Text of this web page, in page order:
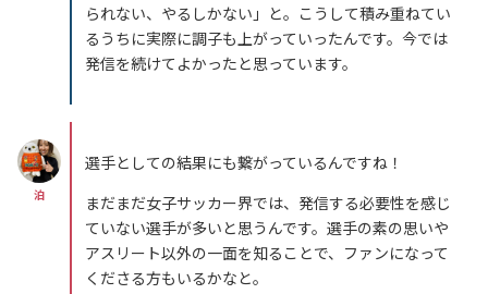
られない、やるしかない」と。こうして積み重ねてい
るうちに実際に調子も上がっていったんです。今では
発信を続けてよかったと思っています。
泊
選手としての結果にも繋がっているんですね！
まだまだ女子サッカー界では、発信する必要性を感じ
ていない選手が多いと思うんです。選手の素の思いや
アスリート以外の一面を知ることで、ファンになって
くださる方もいるかなと。